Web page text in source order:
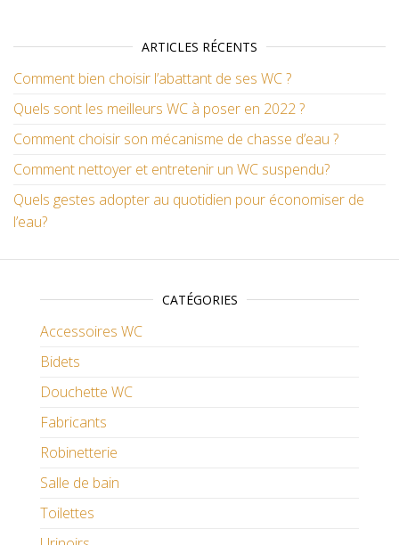
ARTICLES RÉCENTS
Comment bien choisir l’abattant de ses WC ?
Quels sont les meilleurs WC à poser en 2022 ?
Comment choisir son mécanisme de chasse d’eau ?
Comment nettoyer et entretenir un WC suspendu?
Quels gestes adopter au quotidien pour économiser de
l’eau?
CATÉGORIES
Accessoires WC
Bidets
Douchette WC
Fabricants
Robinetterie
Salle de bain
Toilettes